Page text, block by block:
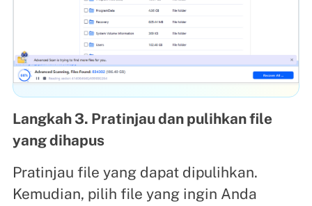
Langkah 3. Pratinjau dan pulihkan file
yang dihapus
Pratinjau file yang dapat dipulihkan.
Kemudian, pilih file yang ingin Anda